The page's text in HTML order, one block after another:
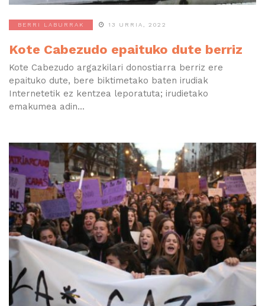
BERRI LABURRAK 13 URRIA, 2022
Kote Cabezudo epaituko dute berriz
Kote Cabezudo argazkilari donostiarra berriz ere
epaituko dute, bere biktimetako baten irudiak
Internetetik ez kentzea leporatuta; irudietako
emakumea adin...